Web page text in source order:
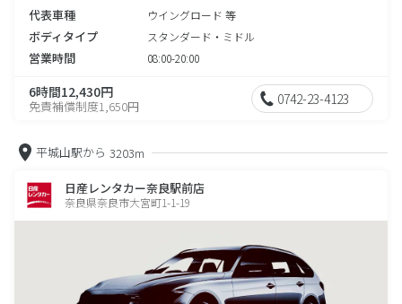
代表車種 ウイングロード 等
ボディタイプ スタンダード・ミドル
営業時間 08:00-20:00
6時間12,430円
免責補償制度1,650円 0742-23-4123
平城山駅から 3203m
日産レンタカー奈良駅前店
奈良県奈良市大宮町1-1-19